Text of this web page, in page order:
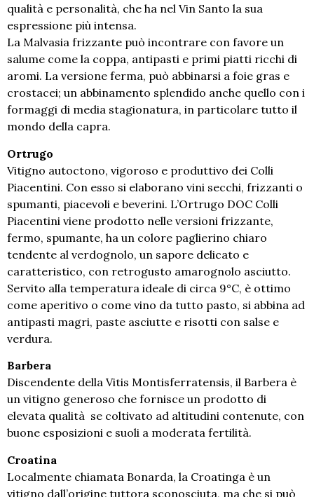
qualità e personalità, che ha nel Vin Santo la sua
espressione più intensa.
La Malvasia frizzante può incontrare con favore un
salume come la coppa, antipasti e primi piatti ricchi di
aromi. La versione ferma, può abbinarsi a foie gras e
crostacei; un abbinamento splendido anche quello con i
formaggi di media stagionatura, in particolare tutto il
mondo della capra.
Ortrugo
Vitigno autoctono, vigoroso e produttivo dei Colli
Piacentini. Con esso si elaborano vini secchi, frizzanti o
spumanti, piacevoli e beverini. L’Ortrugo DOC Colli
Piacentini viene prodotto nelle versioni frizzante,
fermo, spumante, ha un colore paglierino chiaro
tendente al verdognolo, un sapore delicato e
caratteristico, con retrogusto amarognolo asciutto.
Servito alla temperatura ideale di circa 9°C, è ottimo
come aperitivo o come vino da tutto pasto, si abbina ad
antipasti magri, paste asciutte e risotti con salse e
verdura.
Barbera
Discendente della Vitis Montisferratensis, il Barbera è
un vitigno generoso che fornisce un prodotto di
elevata qualità se coltivato ad altitudini contenute, con
buone esposizioni e suoli a moderata fertilità.
Croatina
Localmente chiamata Bonarda, la Croatinga è un
vitigno dall’origine tuttora sconosciuta, ma che si può